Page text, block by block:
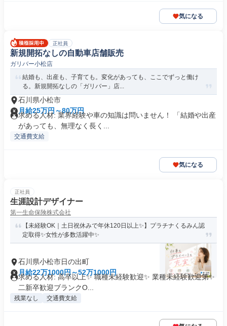
気になる
正社員
新規開拓なしの自動車店舗販売
ガリバー小松店
結婚も、出産も、子育ても。変化があっても、ここでずっと働け
る。新規開拓なしの「ガリバー」店...
石川県小松市
月給25万円～80万円
求める人材: 業界経験や車の知識は問いません！ 「結婚や出産
があっても、無理なく長く...
交通費支給
気になる
正社員
生涯設計デザイナー
第一生命保険株式会社
【未経験OK｜土日祝休みで年休120日以上✨】プラチナくるみん認
定取得✨女性が多数活躍中✨
石川県小松市日の出町
月給22万1000円～52万1000円
求める人材: 高卒以上✨ 職種未経験歓迎✨ 業種未経験歓迎第✨
二新卒歓迎ブランクO...
残業なし 交通費支給